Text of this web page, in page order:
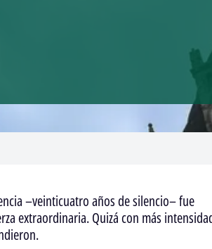
–veinticuatro años de silencio– fue
extraordinaria. Quizá con más